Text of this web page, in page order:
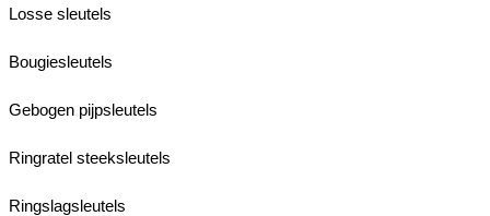
Losse sleutels
Bougiesleutels
Gebogen pijpsleutels
Ringratel steeksleutels
Ringslagsleutels